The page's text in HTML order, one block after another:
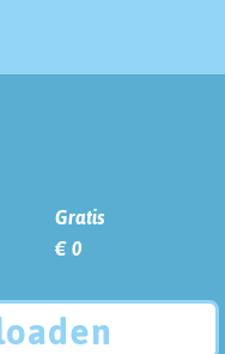
Gratis
€ 0